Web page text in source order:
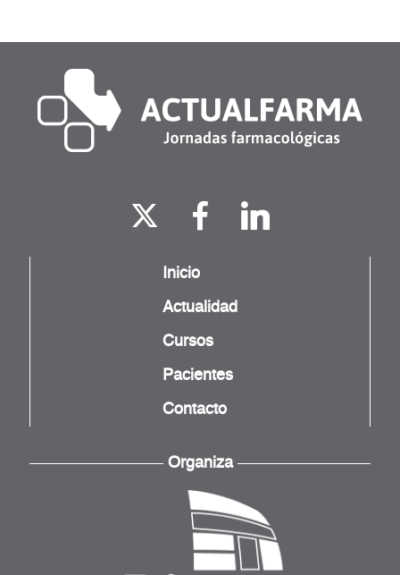
Inicio
Actualidad
Cursos
Pacientes
Contacto
Organiza